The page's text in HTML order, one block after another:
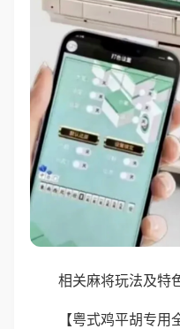
相关麻将玩法及特
【粤式鸡平胡专